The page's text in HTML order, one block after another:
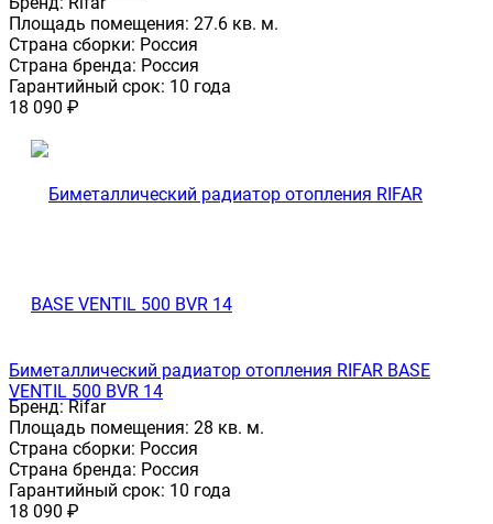
Площадь помещения: 27.6 кв. м.
Страна сборки: Россия
Страна бренда: Россия
Гарантийный срок: 10 года
18 090 ₽
Биметаллический радиатор отопления RIFAR BASE
VENTIL 500 BVR 14
Бренд: Rifar
Площадь помещения: 28 кв. м.
Страна сборки: Россия
Страна бренда: Россия
Гарантийный срок: 10 года
18 090 ₽